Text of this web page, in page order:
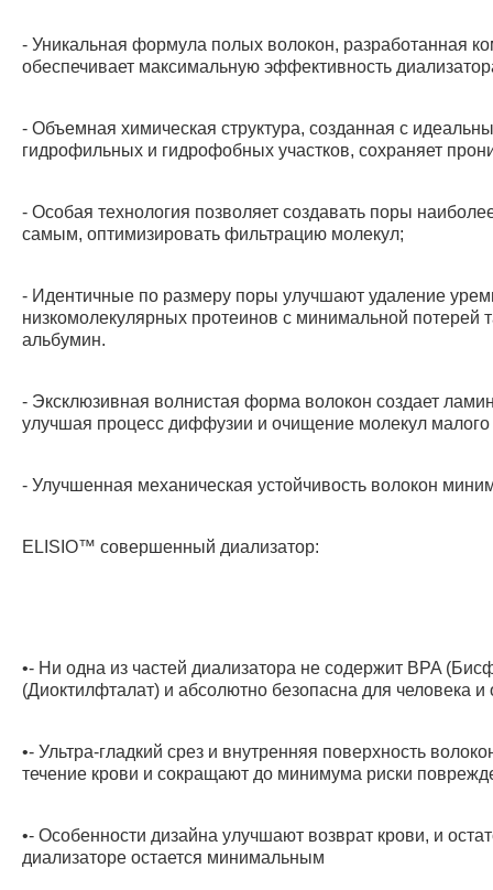
- Уникальная формула полых волокон, разработанная
обеспечивает максимальную эффективность
- Объемная химическая структура, созданная с
гидрофильных и гидрофобных участков, сохраняет
- Особая технология позволяет создавать поры
самым, оптимизировать фильтрацию молекул;
- Идентичные по размеру поры улучшают удаление
низкомолекулярных протеинов с минимальной потерей
альбумин.
- Эксклюзивная волнистая форма волокон создает
улучшая процесс диффузии и очищение молекул
- Улучшенная механическая устойчивость волокон
ELISIO™ совершенный диализатор:
•- Ни одна из частей диализатора не содержит BPA
(Диоктилфталат) и абсолютно безопасна для человека
•- Ультра-гладкий срез и внутренняя поверхность
течение крови и сокращают до минимума риски
•- Особенности дизайна улучшают возврат крови, и
диализаторе остается минимальным